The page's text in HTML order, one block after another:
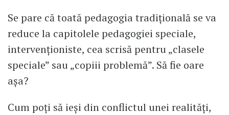
Se pare că toată pedagogia tradițională se va
reduce la capitolele pedagogiei speciale,
intervenționiste, cea scrisă pentru „clasele
speciale” sau „copiii problemă”. Să fie oare
așa?
Cum poți să ieși din conflictul unei realități,